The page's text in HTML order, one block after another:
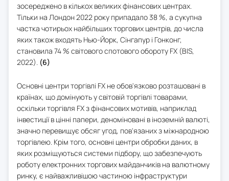
зосереджено в кількох великих фінансових центрах.
Тільки на Лондон 2022 року припадало 38 %, а сукупна
частка чотирьох найбільших торгових центрів, до числа
яких також входять Нью-Йорк, Сінгапур і Гонконг,
становила 74 % світового спотового обороту FX (BIS,
2022). (6)
Основні центри торгівлі FX не обов'язково розташовані в
країнах, що домінують у світовій торгівлі товарами,
оскільки торгівля FX з фінансових мотивів, наприклад
інвестиції в цінні папери, деноміновані в іноземній валюті,
значно перевищує обсяг угод, пов'язаних з міжнародною
торгівлею. Крім того, основні центри обробки даних, в
яких розміщуються системи підбору, що забезпечують
роботу електронних торгових майданчиків на валютному
ринку, є найважливішою частиною інфраструктури